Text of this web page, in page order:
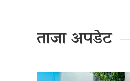
ताजा अपडेट